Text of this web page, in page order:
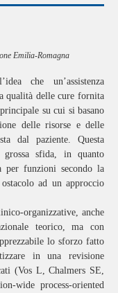
Emilia-Romagna
che un’assistenza
qualità delle cure fornita
su cui si basano
delle risorse e delle
dal paziente. Questa
grossa sfida, in quanto
per funzioni secondo la
ad un approccio
organizzative, anche
teorico, ma con
lo sforzo fatto
in una revisione
(Vos L, Chalmers SE,
wide process-oriented